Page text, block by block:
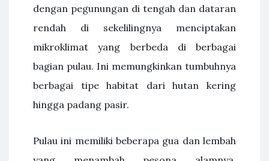
dengan pegunungan di tengah dan dataran
rendah di sekelilingnya menciptakan
mikroklimat yang berbeda di berbagai
bagian pulau. Ini memungkinkan tumbuhnya
berbagai tipe habitat dari hutan kering
hingga padang pasir.
Pulau ini memiliki beberapa gua dan lembah